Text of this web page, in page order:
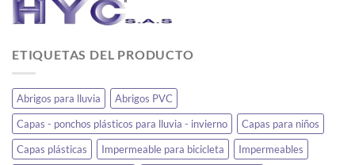
ETIQUETAS DEL PRODUCTO
Abrigos para lluvia
Abrigos PVC
Capas - ponchos plásticos para lluvia - invierno
Capas para niños
Capas plásticas
Impermeable para bicicleta Impermeables